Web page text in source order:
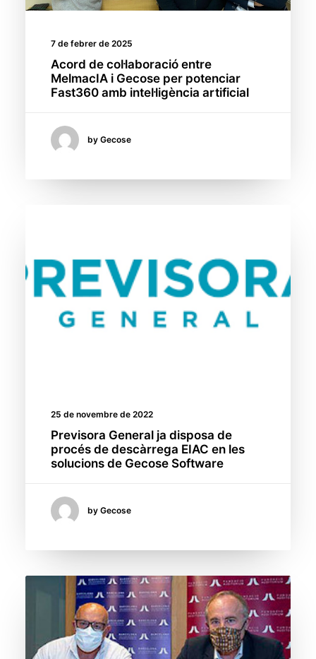
7 de febrer de 2025
Acord de col·laboració entre
MelmacIA i Gecose per potenciar
Fast360 amb intel·ligència artificial
by Gecose
25 de novembre de 2022
Previsora General ja disposa de
procés de descàrrega EIAC en les
solucions de Gecose Software
by Gecose